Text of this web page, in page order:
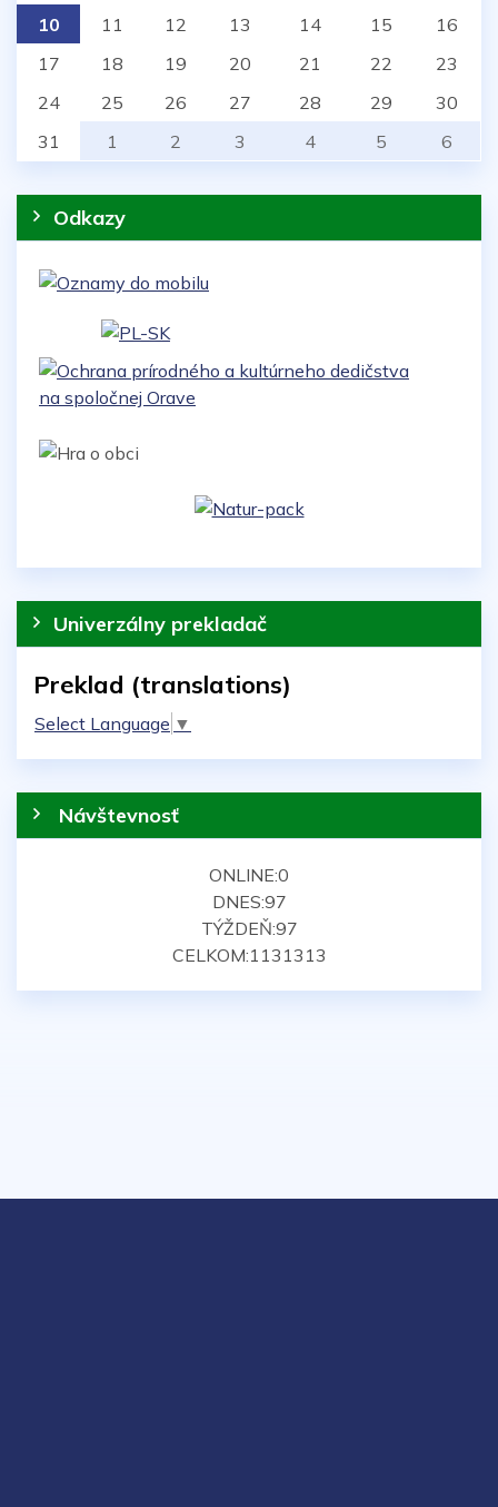
10 11 12 13 14 15
16
17
18 19 20 21 22
23
24
25 26 27 28 29
30
31
1 2 3 4 5 6
Odkazy
Univerzálny prekladač
Preklad (translations)
Select Language ▼
Návštevnosť
ONLINE:0
DNES:97
TÝŽDEŇ:97
CELKOM:1131313